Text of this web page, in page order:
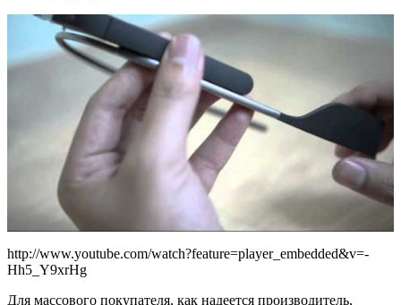
http://www.youtube.com/watch?feature=player_embedded&v=-
Hh5_Y9xrHg
Для массового покупателя, как надеется производитель,